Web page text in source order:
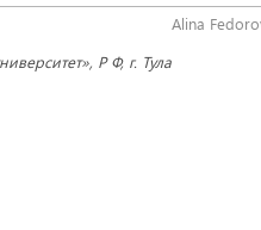
Alina
Р Ф, г. Тула